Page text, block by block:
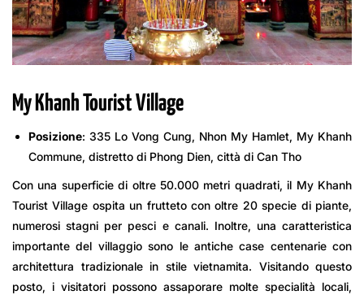
My Khanh Tourist Village
Posizione: 335 Lo Vong Cung, Nhon My Hamlet, My Khanh
Commune, distretto di Phong Dien, città di Can Tho
Con una superficie di oltre 50.000 metri quadrati, il My Khanh
Tourist Village ospita un frutteto con oltre 20 specie di piante,
numerosi stagni per pesci e canali. Inoltre, una caratteristica
importante del villaggio sono le antiche case centenarie con
architettura tradizionale in stile vietnamita. Visitando questo
posto, i visitatori possono assaporare molte specialità locali,